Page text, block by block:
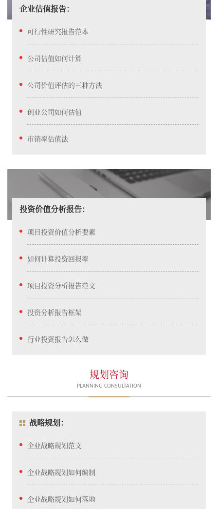
企业估值报告：
可行性研究报告范本
公司估值如何计算
公司价值评估的三种方法
创业公司如何估值
市销率估值法
投资价值分析报告：
项目投资价值分析要素
如何计算投资回报率
项目投资分析报告范文
投资分析报告框架​
行业投资报告怎么做
规划咨询
PLANNING CONSULTATION
战略规划：
企业战略规划范文
企业战略规划如何编制
企业战略规划如何落地